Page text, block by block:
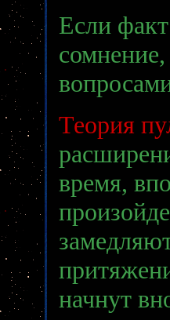
Если
Теория
время,
начнут